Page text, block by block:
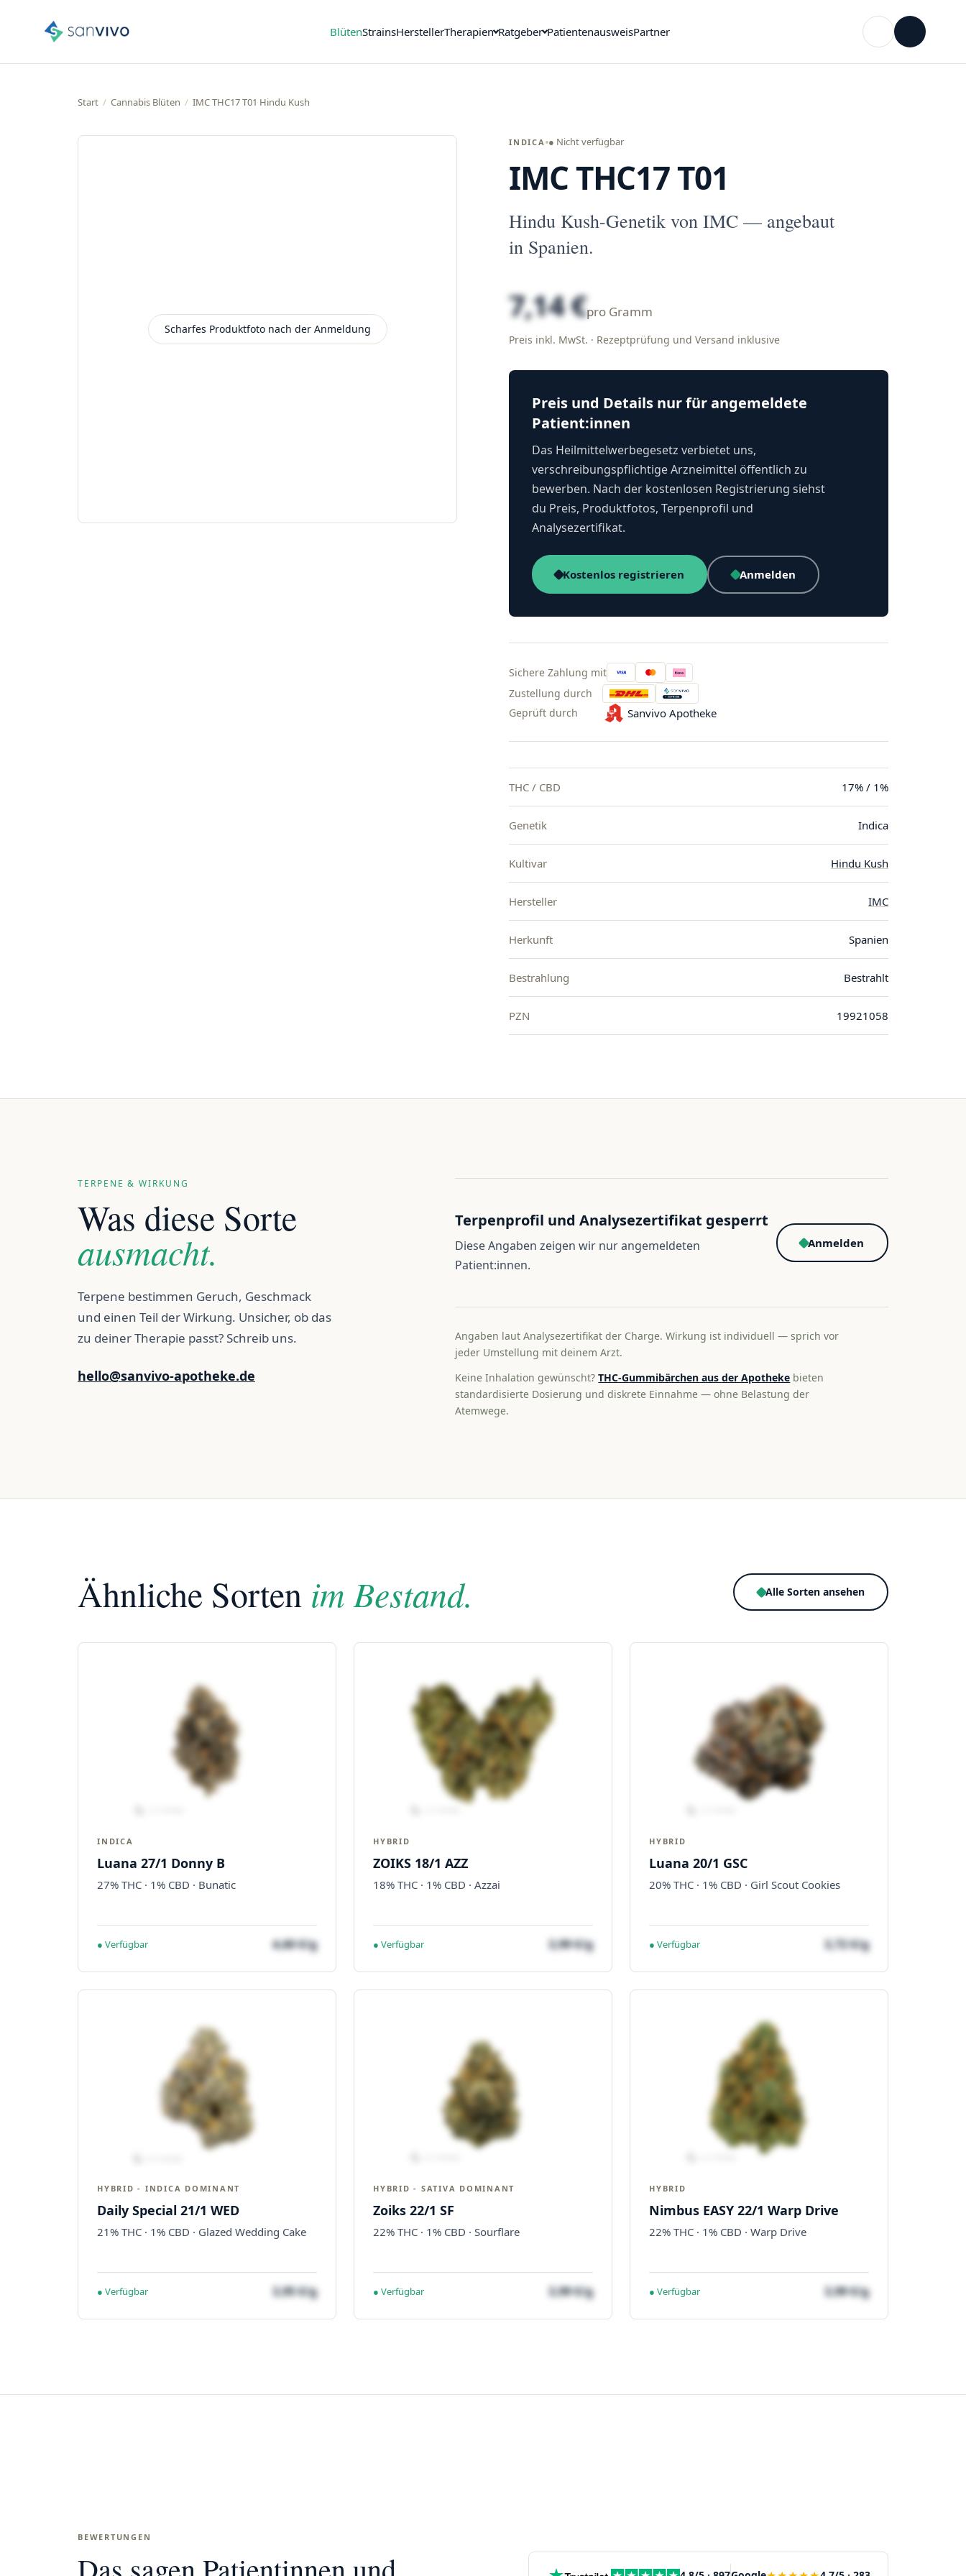
BlütenStrainsHerstellerTherapien Ratgeber PatientenausweisPartner
Start / Cannabis Blüten / IMC THC17 T01 Hindu Kush
Scharfes Produktfoto nach der Anmeldung
INDICA ● Nicht verfügbar
IMC THC17 T01
Hindu Kush-Genetik von IMC — angebaut
in Spanien.
7,14 €pro Gramm
Preis inkl. MwSt. · Rezeptprüfung und Versand inklusive
Preis und Details nur für angemeldete
Patient:innen
Das Heilmittelwerbegesetz verbietet uns,
verschreibungspflichtige Arzneimittel öffentlich zu
bewerben. Nach der kostenlosen Registrierung siehst
du Preis, Produktfotos, Terpenprofil und
Analysezertifikat.
Kostenlos registrieren Anmelden
Sichere Zahlung mit
Zustellung durch
Geprüft durch
Sanvivo Apotheke
THC / CBD 17% / 1%
Genetik Indica
Kultivar Hindu Kush
Hersteller IMC
Herkunft Spanien
Bestrahlung Bestrahlt
PZN 19921058
TERPENE & WIRKUNG
Was diese Sorte
ausmacht.
Terpene bestimmen Geruch, Geschmack
und einen Teil der Wirkung. Unsicher, ob das
zu deiner Therapie passt? Schreib uns.
hello@sanvivo-apotheke.de
Terpenprofil und Analysezertifikat gesperrt
Diese Angaben zeigen wir nur angemeldeten
Patient:innen.
Anmelden
Angaben laut Analysezertifikat der Charge. Wirkung ist individuell — sprich vor
jeder Umstellung mit deinem Arzt.
Keine Inhalation gewünscht?THC-Gummibärchen aus der Apotheke bieten
standardisierte Dosierung und diskrete Einnahme — ohne Belastung der
Atemwege.
Ähnliche Sorten im Bestand. Alle Sorten ansehen
INDICA
Luana 27/1 Donny B
27% THC · 1% CBD · Bunatic
● Verfügbar 4,60 €/g
HYBRID
ZOIKS 18/1 AZZ
18% THC · 1% CBD · Azzai
● Verfügbar 3,99 €/g
HYBRID
Luana 20/1 GSC
20% THC · 1% CBD · Girl Scout Cookies
● Verfügbar 3,72 €/g
HYBRID - INDICA DOMINANT
Daily Special 21/1 WED
21% THC · 1% CBD · Glazed Wedding Cake
● Verfügbar 3,95 €/g
HYBRID - SATIVA DOMINANT
Zoiks 22/1 SF
22% THC · 1% CBD · Sourflare
● Verfügbar 3,99 €/g
HYBRID
Nimbus EASY 22/1 Warp Drive
22% THC · 1% CBD · Warp Drive
● Verfügbar 3,99 €/g
BEWERTUNGEN